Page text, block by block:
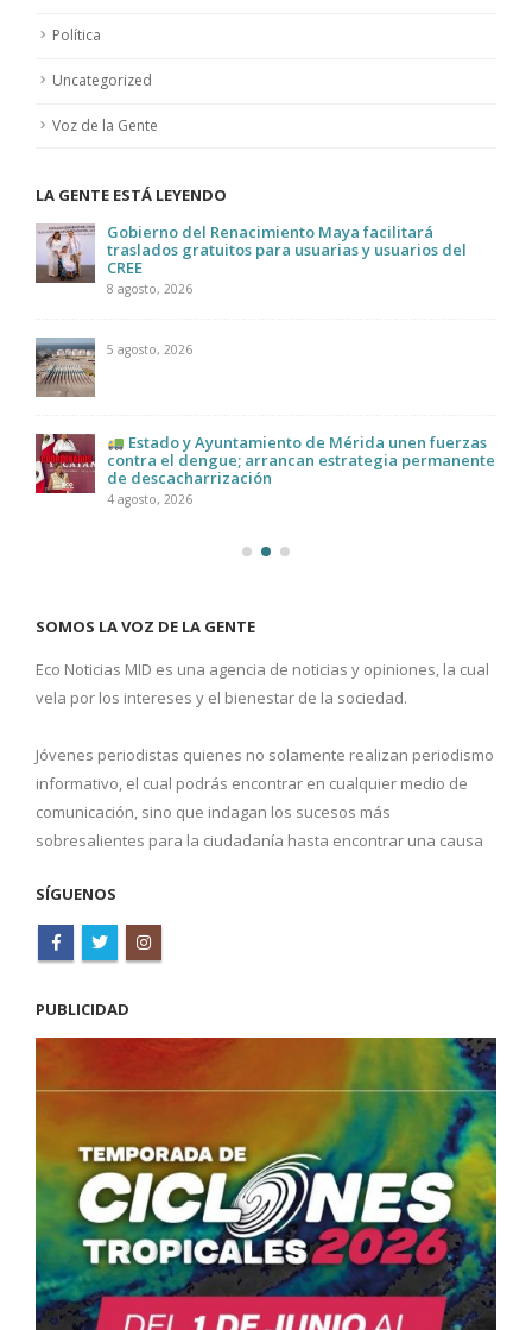
Política
Uncategorized
Voz de la Gente
LA GENTE ESTÁ LEYENDO
Gobierno del Renacimiento Maya facilitará
traslados gratuitos para usuarias y usuarios del
CREE
8 agosto, 2026
5 agosto, 2026
Estado y Ayuntamiento de Mérida unen fuerzas
contra el dengue; arrancan estrategia permanente
de descacharrización
4 agosto, 2026
SOMOS LA VOZ DE LA GENTE
Eco Noticias MID es una agencia de noticias y opiniones, la cual
vela por los intereses y el bienestar de la sociedad.
Jóvenes periodistas quienes no solamente realizan periodismo
informativo, el cual podrás encontrar en cualquier medio de
comunicación, sino que indagan los sucesos más
sobresalientes para la ciudadanía hasta encontrar una causa
SÍGUENOS
PUBLICIDAD